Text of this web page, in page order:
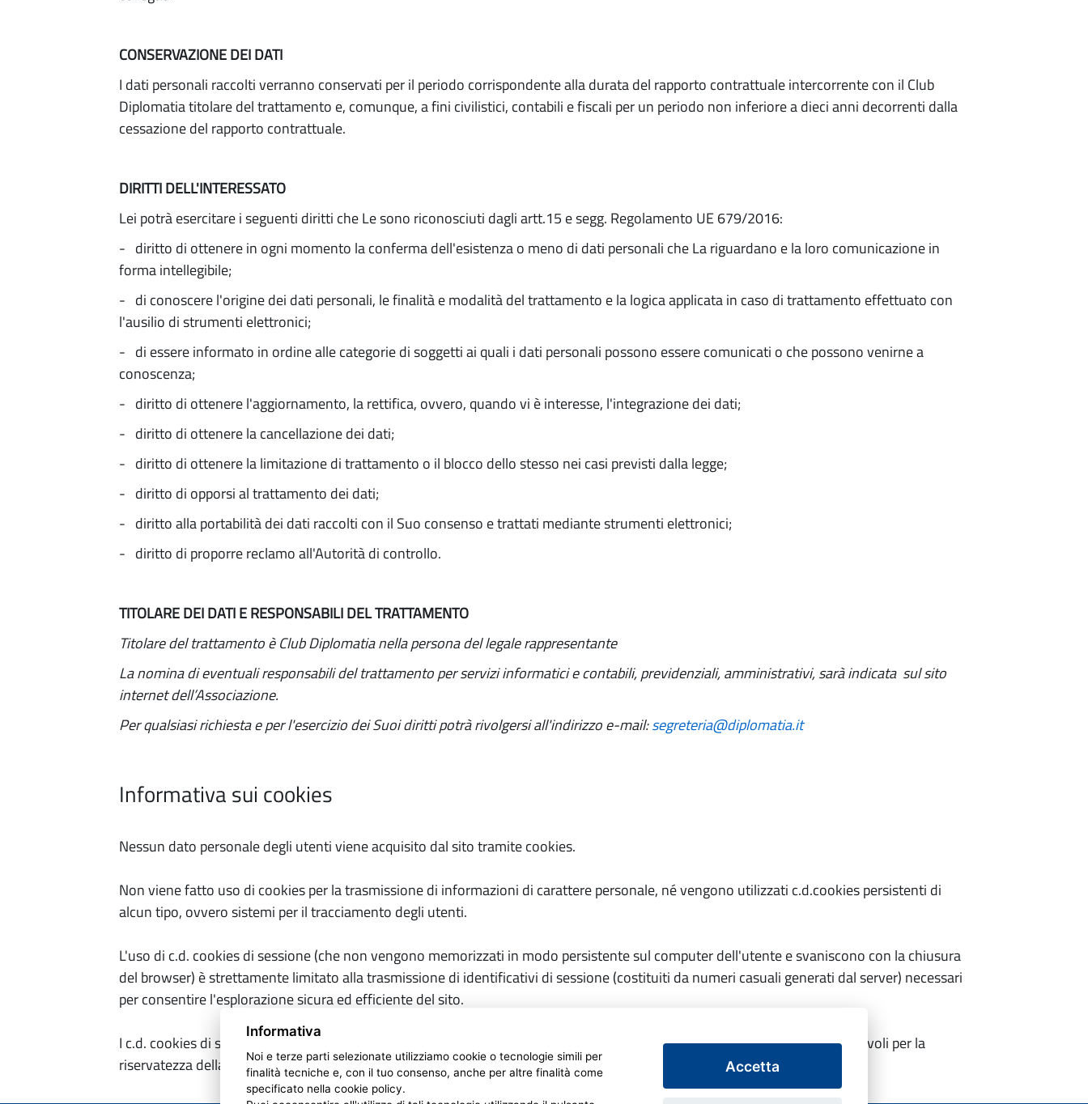
CONSERVAZIONE DEI DATI
I dati personali raccolti verranno conservati per il periodo corrispondente alla durata del rapporto contrattuale intercorrente con il Club
Diplomatia titolare del trattamento e, comunque, a fini civilistici, contabili e fiscali per un periodo non inferiore a dieci anni decorrenti dalla
cessazione del rapporto contrattuale.
DIRITTI DELL'INTERESSATO
Lei potrà esercitare i seguenti diritti che Le sono riconosciuti dagli artt.15 e segg. Regolamento UE 679/2016:
- diritto di ottenere in ogni momento la conferma dell'esistenza o meno di dati personali che La riguardano e la loro comunicazione in
forma intellegibile;
- di conoscere l'origine dei dati personali, le finalità e modalità del trattamento e la logica applicata in caso di trattamento effettuato con
l'ausilio di strumenti elettronici;
- di essere informato in ordine alle categorie di soggetti ai quali i dati personali possono essere comunicati o che possono venirne a
conoscenza;
- diritto di ottenere l'aggiornamento, la rettifica, ovvero, quando vi è interesse, l'integrazione dei dati;
- diritto di ottenere la cancellazione dei dati;
- diritto di ottenere la limitazione di trattamento o il blocco dello stesso nei casi previsti dalla legge;
- diritto di opporsi al trattamento dei dati;
- diritto alla portabilità dei dati raccolti con il Suo consenso e trattati mediante strumenti elettronici;
- diritto di proporre reclamo all'Autorità di controllo.
TITOLARE DEI DATI E RESPONSABILI DEL TRATTAMENTO
Titolare del trattamento è Club Diplomatia nella persona del legale rappresentante
La nomina di eventuali responsabili del trattamento per servizi informatici e contabili, previdenziali, amministrativi, sarà indicata sul sito
internet dell’Associazione.
Per qualsiasi richiesta e per l'esercizio dei Suoi diritti potrà rivolgersi all'indirizzo e-mail:segreteria@diplomatia.it
Informativa sui cookies
Nessun dato personale degli utenti viene acquisito dal sito tramite cookies.
Non viene fatto uso di cookies per la trasmissione di informazioni di carattere personale, né vengono utilizzati c.d.cookies persistenti di
alcun tipo, ovvero sistemi per il tracciamento degli utenti.
L'uso di c.d. cookies di sessione (che non vengono memorizzati in modo persistente sul computer dell'utente e svaniscono con la chiusura
del browser) è strettamente limitato alla trasmissione di identificativi di sessione (costituiti da numeri casuali generati dal server) necessari
per consentire l'esplorazione sicura ed efficiente del sito.
I c.d. cookies di sessione utilizzati in questo sito evitano il ricorso ad altre tecniche informatiche potenzialmente pregiudizievoli per la
riservatezza della navigazione degli utenti e non consentono l'acquisizione di dati personali identificativi dell'utente.
Informativa
Noi e terze parti selezionate utilizziamo cookie o tecnologie simili per
finalità tecniche e, con il tuo consenso, anche per altre finalità come
specificato nella cookie policy.
Accetta